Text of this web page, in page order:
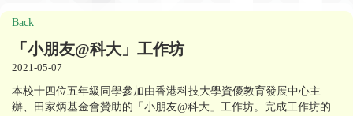
Back
「小朋友@科大」工作坊
2021-05-07
本校十四位五年級同學參加由香港科技大學資優教育發展中心主
辦、田家炳基金會贊助的「小朋友@科大」工作坊。完成工作坊的